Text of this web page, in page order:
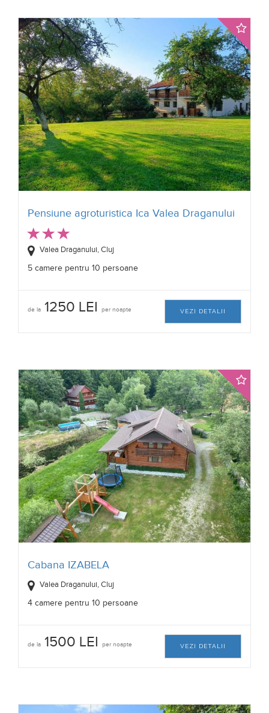
Pensiune agroturistica Ica Valea Draganului
Valea Draganului, Cluj
5 camere pentru 10 persoane
de la 1250 LEI per noapte VEZI DETALII
Cabana IZABELA
Valea Draganului, Cluj
4 camere pentru 10 persoane
de la 1500 LEI per noapte VEZI DETALII